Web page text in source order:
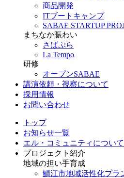
商品開発
ITブートキャンプ
SABAE STARTUP
まちなか賑わい
さばぷら
La Tempo
研修
オープンSABAE
講演依頼・視察について
採用情報
お問い合わせ
トップ
お知らせ一覧
エル・コミュニティについて
プロジェクト紹介
地域の担い手育成
鯖江市地域活性化プラ